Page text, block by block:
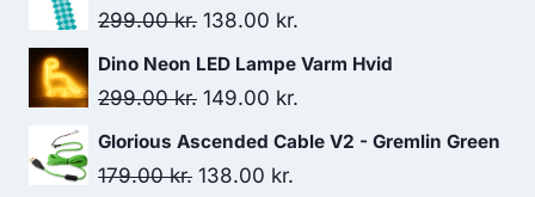
was:
is:
299.00kr. Original
price
was:
138.00 kr.
price
Dino Neon LED Lampe Varm Hvid
299.00kr. Original
price
was:
149.00 kr.
price
Glorious Ascended Cable V2 - Gremlin Green
179.00kr. Original
138.00 kr.